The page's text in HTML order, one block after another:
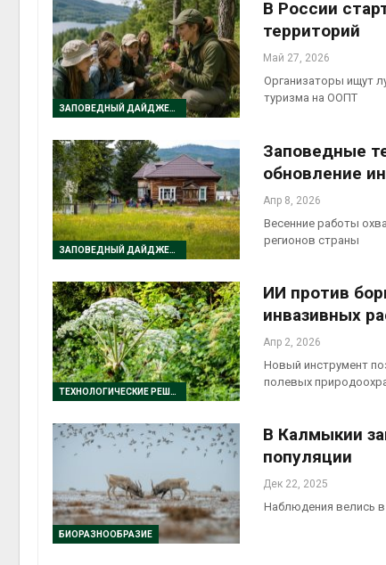
ЗАПОВЕДНЫЙ ДАЙДЖЕСТ
В России
территорий
Май 27, 2026
Организаторы ищут
туризма на ООПТ
ЗАПОВЕДНЫЙ ДАЙДЖЕСТ
Заповедные
обновление
Апр 8, 2026
Весенние работы
регионов страны
ТЕХНОЛОГИЧЕСКИЕ РЕШЕНИЯ
ИИ против
инвазивных
Апр 2, 2026
Новый инструмент
полевых
БИОРАЗНООБРАЗИЕ
В Калмыкии
популяции
Дек 22, 2025
Наблюдения велись в
Авг
Авг